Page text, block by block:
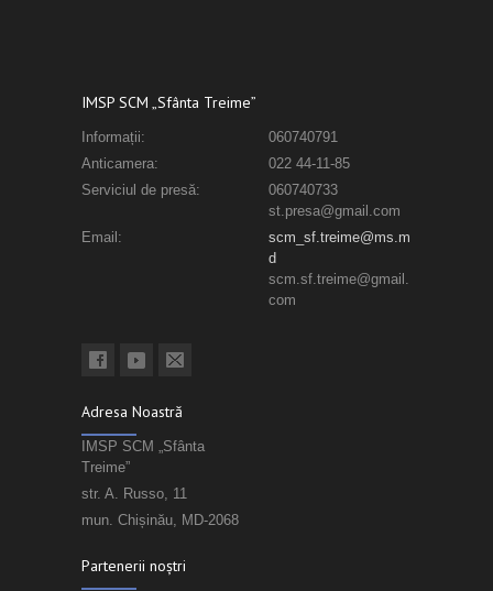
IMSP SCM „Sfânta Treime”
Informații:
060740791
Anticamera:
022 44-11-85
Serviciul de presă:
060740733
st.presa@gmail.com
Email:
scm_sf.treime@ms.m
d
scm.sf.treime@gmail.
com
Adresa Noastră
IMSP SCM „Sfânta
Treime”
str. A. Russo, 11
mun. Chișinău, MD-2068
Partenerii noștri